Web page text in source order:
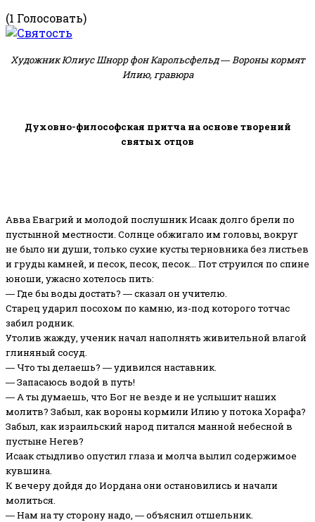
(1 Голосовать)
Художник Юлиус Шнорр фон Карольсфельд ― Вороны кормят
Илию, гравюра
Духовно-философская притча на основе творений
святых отцов
Авва Евагрий и молодой послушник Исаак долго брели по
пустынной местности. Солнце обжигало им головы, вокруг
не было ни души, только сухие кусты терновника без листьев
и груды камней, и песок, песок, песок… Пот струился по спине
юноши, ужасно хотелось пить:
― Где бы воды достать? ― сказал он учителю.
Старец ударил посохом по камню, из-под которого тотчас
забил родник.
Утолив жажду, ученик начал наполнять живительной влагой
глиняный сосуд.
― Что ты делаешь? ― удивился наставник.
― Запасаюсь водой в путь!
― А ты думаешь, что Бог не везде и не услышит наших
молитв? Забыл, как вороны кормили Илию у потока Хорафа?
Забыл, как израильский народ питался манной небесной в
пустыне Негев?
Исаак стыдливо опустил глаза и молча вылил содержимое
кувшина.
К вечеру дойдя до Иордана они остановились и начали
молиться.
― Нам на ту сторону надо, ― объяснил отшельник.